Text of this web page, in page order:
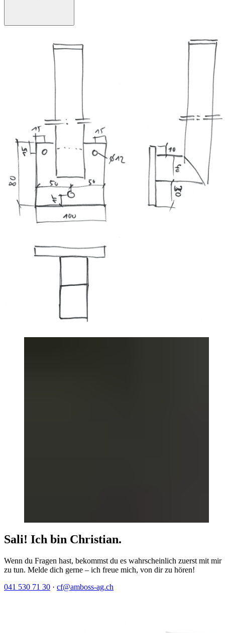
Sali! Ich bin Christian.
Wenn du Fragen hast, bekommst du es wahrscheinlich zuerst mit mir
zu tun. Melde dich gerne – ich freue mich, von dir zu hören!
041 530 71 30 · cf@amboss-ag.ch